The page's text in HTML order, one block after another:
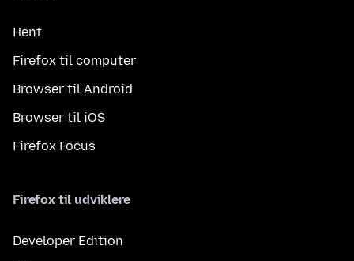
Hent
Firefox til computer
Browser til Android
Browser til iOS
Firefox Focus
Firefox til udviklere
Developer Edition